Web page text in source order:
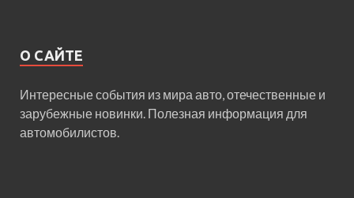
О САЙТЕ
Интересные события из мира авто, отечественные и
зарубежные новинки. Полезная информация для
автомобилистов.